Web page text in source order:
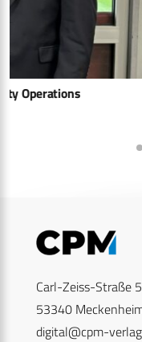
Zeitplan zur
Carl-Zeiss-Straße 5
53340
digital@cpm-